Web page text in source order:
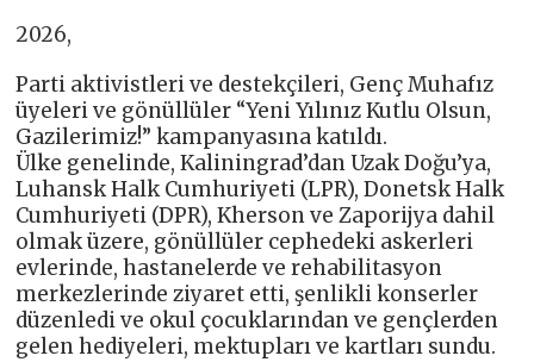
2026,
Parti aktivistleri ve destekçileri, Genç Muhafız
üyeleri ve gönüllüler “Yeni Yılınız Kutlu Olsun,
Gazilerimiz!” kampanyasına katıldı.
Ülke genelinde, Kaliningrad’dan Uzak Doğu’ya,
Luhansk Halk Cumhuriyeti (LPR), Donetsk Halk
Cumhuriyeti (DPR), Kherson ve Zaporijya dahil
olmak üzere, gönüllüler cephedeki askerleri
evlerinde, hastanelerde ve rehabilitasyon
merkezlerinde ziyaret etti, şenlikli konserler
düzenledi ve okul çocuklarından ve gençlerden
gelen hediyeleri, mektupları ve kartları sundu.